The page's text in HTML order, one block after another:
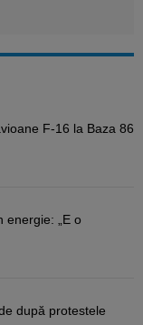
F-16 la Baza 86
energie: „E o
după protestele